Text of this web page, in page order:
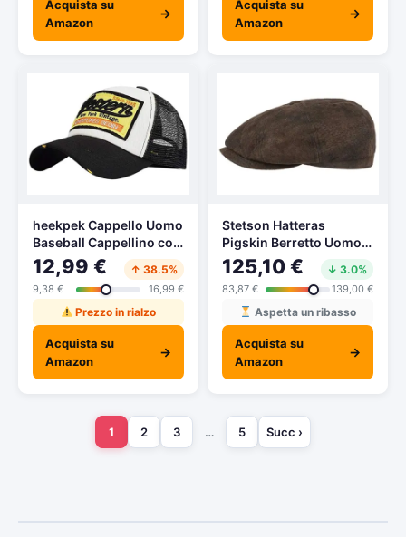
Acquista su
Amazon
→
Acquista su
Amazon
→
heekpek Cappello Uomo
Baseball Cappellino con
Visiera Estivo Ricamato
Cappelli a Rete Donna
Traspirante Cappellini
Casuali Cappello Rapper
Trucker (Nero)
12,99 € ↑ 38.5%
9,38 € 16,99 €
Prezzo in rialzo
Acquista su
Amazon
→
Stetson Hatteras
Pigskin Berretto Uomo –
Berretti Piatti Newsboy
Cappello Piatto con
Visiera, Fodera
Estate/Inverno – XL (60-
61 cm) Marrone
125,10 € ↓ 3.0%
83,87 € 139,00 €
Aspetta un ribasso
Acquista su
Amazon
→
1 2 3 … 5 Succ ›